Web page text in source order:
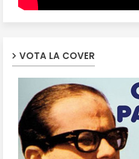
VOTA LA COVER